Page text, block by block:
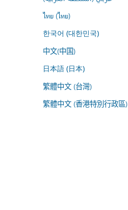
ไทย (ไทย)
한국어 (대한민국)
中文(中国)
日本語 (日本)
繁體中文 (台灣)
繁體中文 (香港特別行政區)